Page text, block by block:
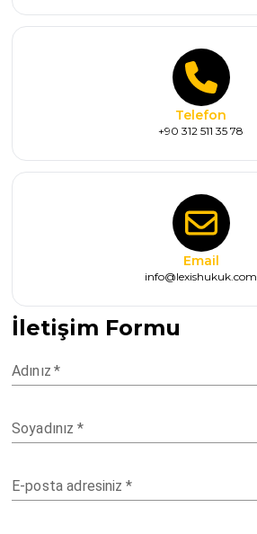
Telefon
+90 312 511 35 78
Email
info@lexishukuk.com
İletişim Formu
Adınız *
Soyadınız *
E-posta adresiniz *